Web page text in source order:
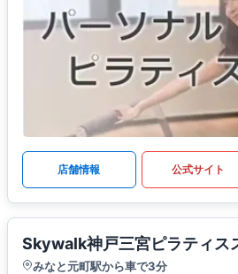
店舗情報 公式サイト
Skywalk神戸三宮ピラティス
みなと元町駅から車で3分